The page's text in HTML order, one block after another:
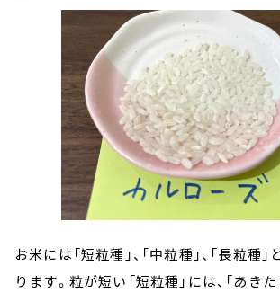
お米には「短粒種」、「中粒種」、「長粒種
ります。粒が短い「短粒種」には、「あき